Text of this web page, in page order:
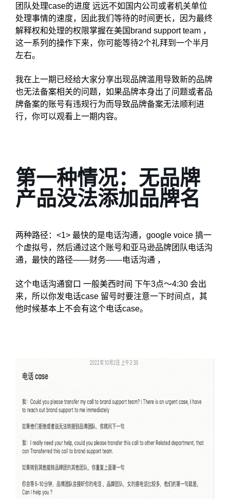
团队处理case的进度 远远不如国内公司或者机关单位
处理事情的速度，因此我们等待的时间更长，因为最终
解释权和处理的权限掌握在美国brand support team ，
这一系列的操作下来，你可能等待2个礼拜到一个半月
左右。
我在上一期已经给大家分享出现品牌滥用导致新的品牌
也无法备案相关的问题，如果品牌本身出了问题或者品
牌备案的账号有违规行为而导致品牌备案无法顺利进
行，你可以观看上一期内容。
第一种情况：无品牌
产品没法添加品牌名
两种路径：<1> 最快的是电话沟通，google voice 搞一
个虚拟号，然后通过这个账号和亚马逊品牌团队电话沟
通，最快的路径——财务——电话沟通 ，
这个电话沟通窗口 一般美西时间 下午3点～4:30 会出
来，所以你发电话case 留号时要注意一下时间点，其
他时候基本上不会有这个电话case。